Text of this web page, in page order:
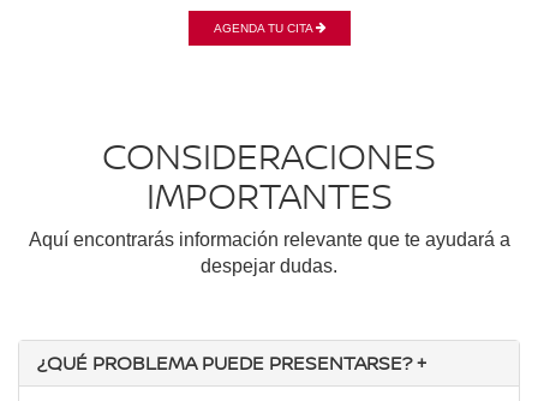
AGENDA TU CITA
CONSIDERACIONES
IMPORTANTES
Aquí encontrarás información relevante que te ayudará a
despejar dudas.
¿QUÉ PROBLEMA PUEDE PRESENTARSE?+